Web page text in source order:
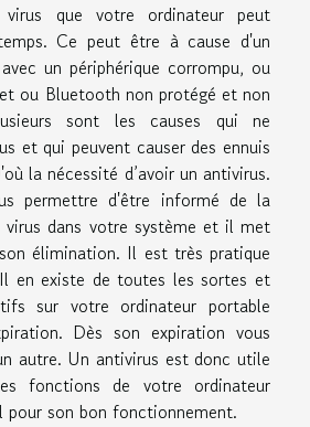
que votre ordinateur peut
Ce peut être à cause d'un
un périphérique corrompu, ou
ou Bluetooth non protégé et non
sont les causes qui ne
et qui peuvent causer des ennuis
la nécessité d’avoir un antivirus.
permettre d'être informé de la
virus dans votre système et il met
élimination. Il est très pratique
en existe de toutes les sortes et
sur votre ordinateur portable
Dès son expiration vous
autre. Un antivirus est donc utile
fonctions de votre ordinateur
son bon fonctionnement.